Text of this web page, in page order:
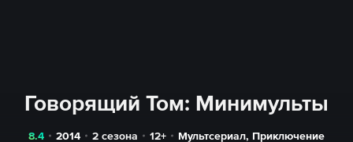
Говорящий Том: Минимульты
8.4 2014 2 сезона 12+ Мультсериал, Приключение